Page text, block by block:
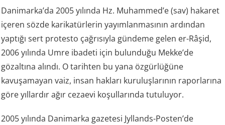
Danimarka’da 2005 yılında Hz. Muhammed’e (sav) hakaret
içeren sözde karikatürlerin yayımlanmasının ardından
yaptığı sert protesto çağrısıyla gündeme gelen er-Râşid,
2006 yılında Umre ibadeti için bulunduğu Mekke’de
gözaltına alındı. O tarihten bu yana özgürlüğüne
kavuşamayan vaiz, insan hakları kuruluşlarının raporlarına
göre yıllardır ağır cezaevi koşullarında tutuluyor.
2005 yılında Danimarka gazetesi Jyllands-Posten’de